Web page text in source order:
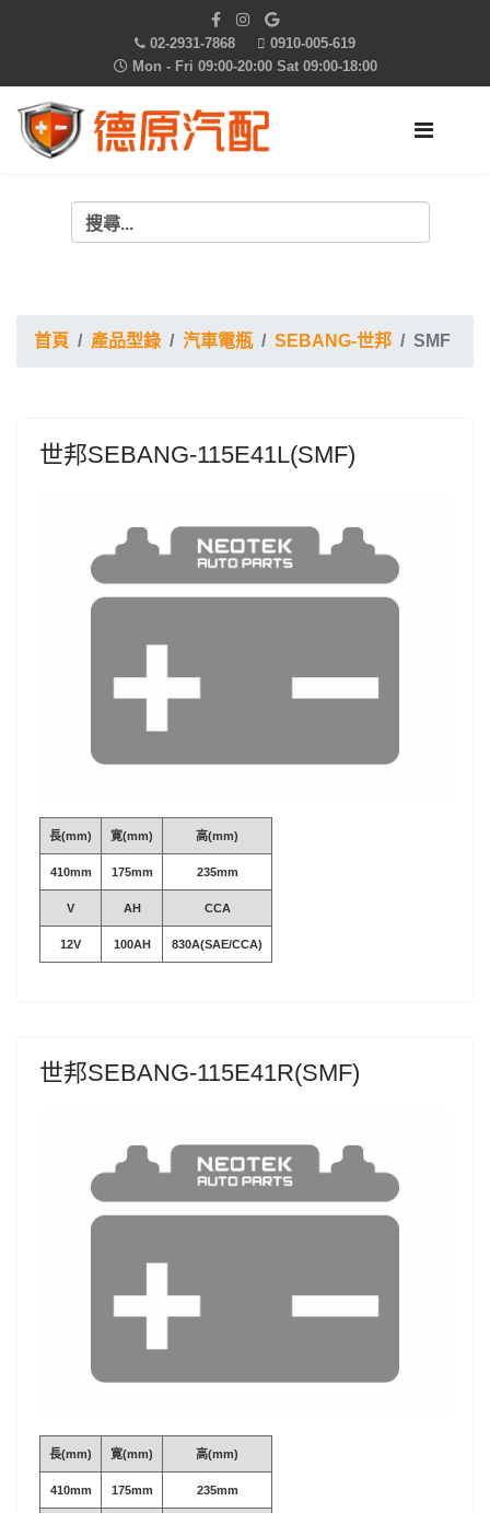
02-2931-7868
0910-005-619
Mon - Fri 09:00-20:00 Sat 09:00-18:00
首頁 產品型錄 汽車電瓶 SEBANG-世邦 SMF
世邦SEBANG-115E41L(SMF)
長(mm) 寛(mm) 高(mm)
410mm 175mm 235mm
V AH CCA
12V 100AH 830A(SAE/CCA)
世邦SEBANG-115E41R(SMF)
長(mm) 寛(mm) 高(mm)
410mm 175mm 235mm